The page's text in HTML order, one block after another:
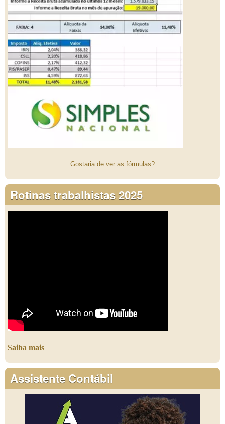
Gostaria de ver as fórmulas?
Rotinas trabalhistas 2025
Saiba mais
Assistente Contábil